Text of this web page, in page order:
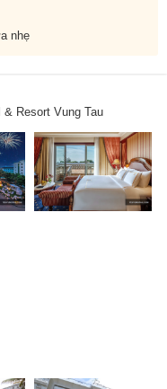
nhẹ
& Resort Vung Tau